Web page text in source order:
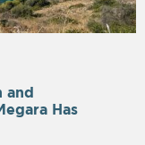
and
Has